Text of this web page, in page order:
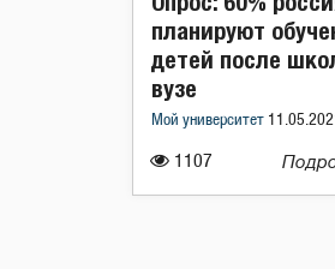
1107
планируют
детей после
вузе
Мой университет